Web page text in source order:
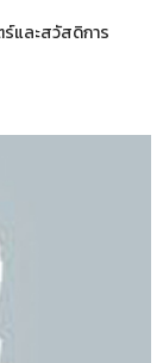
และสวัสดิการ